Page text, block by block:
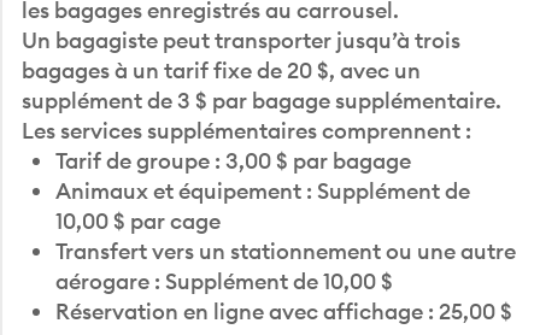
les bagages enregistrés au carrousel.
Un bagagiste peut transporter jusqu’à trois
bagages à un tarif fixe de 20 $, avec un
supplément de 3 $ par bagage supplémentaire.
Les services supplémentaires comprennent :
Tarif de groupe : 3,00 $ par bagage
Animaux et équipement : Supplément de
10,00 $ par cage
Transfert vers un stationnement ou une autre
aérogare : Supplément de 10,00 $
Réservation en ligne avec affichage : 25,00 $